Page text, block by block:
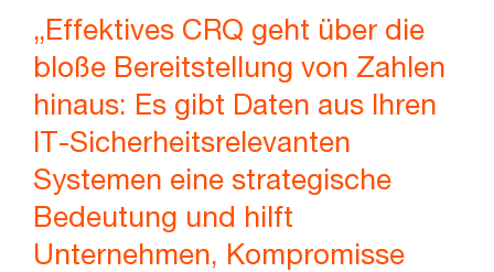
„Effektives CRQ geht über die
bloße Bereitstellung von Zahlen
hinaus: Es gibt Daten aus Ihren
IT-Sicherheitsrelevanten
Systemen eine strategische
Bedeutung und hilft
Unternehmen, Kompromisse